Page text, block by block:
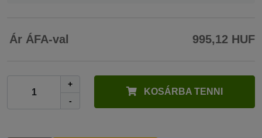
Ár ÁFA-val 995,12 HUF
+
-
KOSÁRBA TENNI